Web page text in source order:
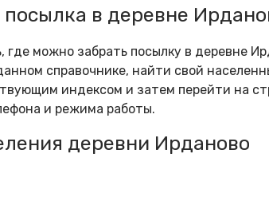
посылка в деревне
где можно забрать посылку в деревне
справочнике, найти свой
индексом и затем перейти на
и режима работы.
деревни Ирданово